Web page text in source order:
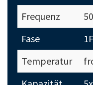
Frequenz
Fase
Temperatur